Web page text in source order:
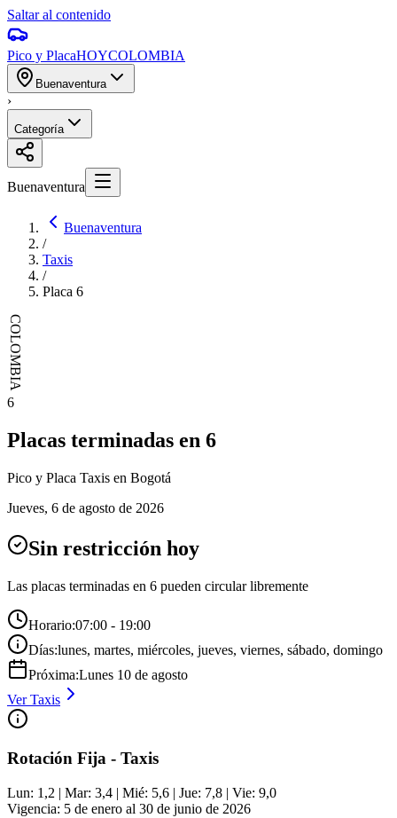
Saltar al contenido
Pico y PlacaHOYCOLOMBIA
Buenaventura
›
Categoría
Buenaventura
Buenaventura
/
Taxis
/
Placa 6
COLOMBIA
6
Placas terminadas en 6
Pico y Placa Taxis en Bogotá
Jueves, 6 de agosto de 2026
Sin restricción hoy
Las placas terminadas en 6 pueden circular libremente
Horario:07:00 - 19:00
Días:lunes, martes, miércoles, jueves, viernes, sábado, domingo
Próxima:Lunes 10 de agosto
VerTaxis
Rotación Fija - Taxis
Lun: 1,2 | Mar: 3,4 | Mié: 5,6 | Jue: 7,8 | Vie: 9,0
Vigencia: 5 de enero al 30 de junio de 2026